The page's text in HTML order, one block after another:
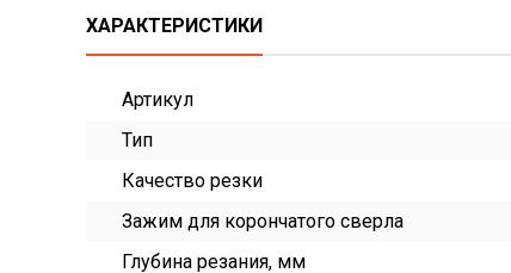
ХАРАКТЕРИСТИКИ
Артикул
Тип
Качество резки
Зажим для корончатого сверла
Глубина резания, мм